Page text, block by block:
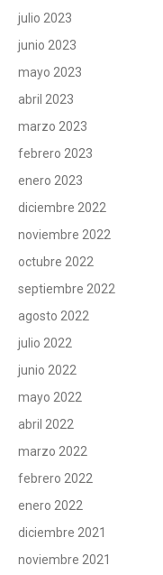
julio 2023
junio 2023
mayo 2023
abril 2023
marzo 2023
febrero 2023
enero 2023
diciembre 2022
noviembre 2022
octubre 2022
septiembre 2022
agosto 2022
julio 2022
junio 2022
mayo 2022
abril 2022
marzo 2022
febrero 2022
enero 2022
diciembre 2021
noviembre 2021